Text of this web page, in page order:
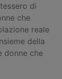
di
che
reale
della
donne che